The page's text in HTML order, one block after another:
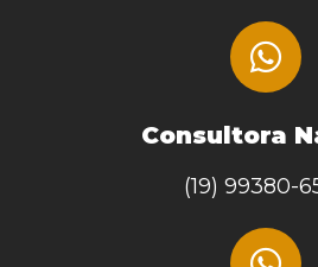
Consultora
(19) 99380-